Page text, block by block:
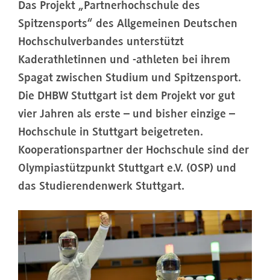
Das Projekt „Partnerhochschule des
Spitzensports“ des Allgemeinen Deutschen
Hochschulverbandes unterstützt
Kaderathletinnen und -athleten bei ihrem
Spagat zwischen Studium und Spitzensport.
Die DHBW Stuttgart ist dem Projekt vor gut
vier Jahren als erste – und bisher einzige –
Hochschule in Stuttgart beigetreten.
Kooperationspartner der Hochschule sind der
Olympiastützpunkt Stuttgart e.V. (OSP) und
das Studierendenwerk Stuttgart.